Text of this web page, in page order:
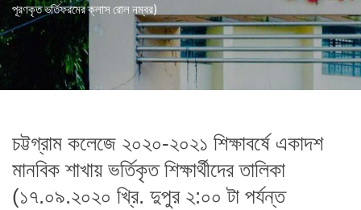
পূরণকৃত ভর্তিফরমের ক্লাস রোল নম্বর)
চট্টগ্রাম কলেজে ২০২০-২০২১ শিক্ষাবর্ষে একাদশ
মানবিক শাখায় ভর্তিকৃত শিক্ষার্থীদের তালিকা
(১৭.০৯.২০২০ খ্রি. দুপুর ২:০০ টা পর্যন্ত